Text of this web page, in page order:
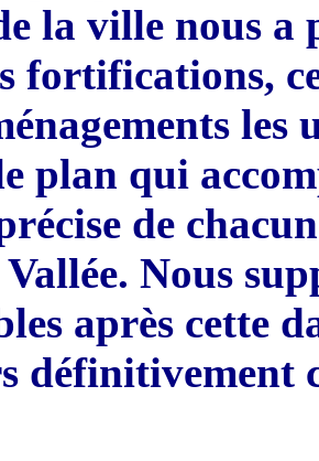
la ville nous a
fortifications,
plan qui
de
Nous
après cette
définitivement